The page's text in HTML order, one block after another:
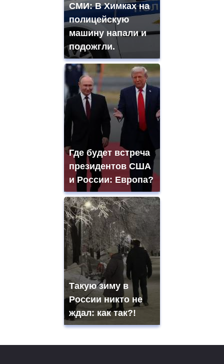
СМИ: В Химках на
полицейскую
машину напали и
подожгли.
Где будет встреча
президентов США
и России: Европа?
Такую зиму в
России никто не
ждал: как так?!